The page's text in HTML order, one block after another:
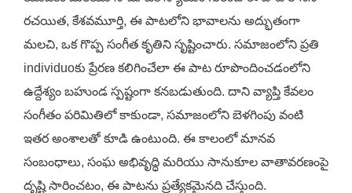
రచయిత, కేశవమూర్తి, ఈ పాటలోని భావాలను అద్భుతంగా
మలచి, ఒక గొప్ప సంగీత కృతిని సృష్టించారు. సమాజంలోని ప్రతి
individuoకు ప్రేరణ కలిగించేలా ఈ పాట రూపొందించడంలోని
ఉద్దేశ్యం బహుండ స్పష్టంగా కనబడుతుంది. దాని వ్యాప్తి కేవలం
సంగీతం పరిమితిలో కాకుండా, సమాజంలోని బెళగింపు వంటి
ఇతర అంశాలతో కూడి ఉంటుంది. ఈ కాలంలో మానవ
సంబంధాలు, సంఘ అభివృద్ధి మరియు సానుకూల వాతావరణంపై
దృష్టి సారించటం, ఈ పాటను ప్రత్యేకమైనది చేస్తుంది.